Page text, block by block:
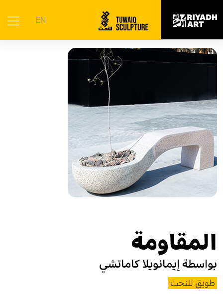
EN الرئيسية | الأعمال الفنية المقاومة
المقاومة
بواسطة إيمانويلا كاماتشي
طويق للنحت